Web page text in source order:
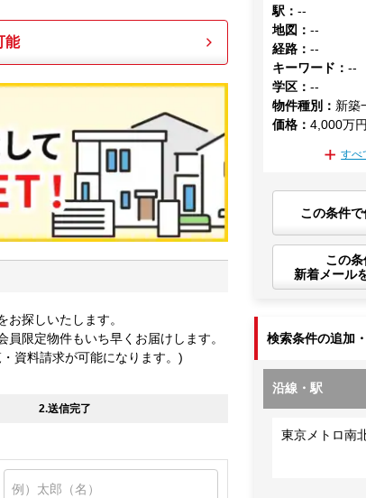
能
探しいたします。
限定物件もいち早くお届けします。
資料請求が可能になります。)
2.送信完了
駅 ：--
地図 ：--
経路 ：--
キーワード ：--
学区 ：--
物件種別 ： 新築
価格 ：4,000万
すべ
この条件
この
新着メール
検索条件の追加
沿線・駅
東京メトロ南